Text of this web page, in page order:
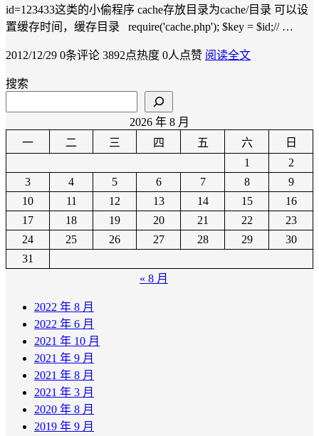
id=123433这类的小偷程序 cache存放目录为cache/目录 可以设
置缓存时间，缓存目录 require('cache.php'); $key = $id;// …
2012/12/29 0条评论 3892点热度 0人点赞 阅读全文
搜索
2026 年 8 月
一
二 三 四 五 六
日
1
2
3
4 5 6 7 8
9
10
11 12 13 14 15
16
17
18 19 20 21 22
23
24
25 26 27 28 29
30
31
« 8 月
2022 年 8 月
2022 年 6 月
2021 年 10 月
2021 年 9 月
2021 年 8 月
2021 年 3 月
2020 年 8 月
2019 年 9 月